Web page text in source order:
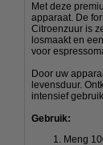
Met deze
apparaat. De
Citroenzuur is
losmaakt en
voor
Door uw
levensduur.
intensief
Gebruik:
Meng